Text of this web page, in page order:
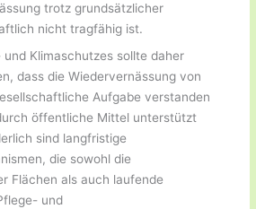
trotz grundsätzlicher
nicht tragfähig ist.
Klimaschutzes sollte daher
dass die Wiedervernässung von
Aufgabe verstanden
öffentliche Mittel unterstützt
sind langfristige
die sowohl die
Flächen als auch laufende
und